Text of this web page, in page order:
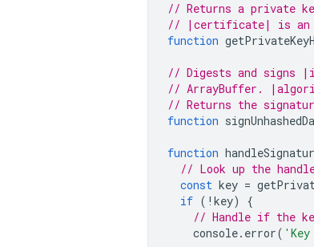
// Returns a private
// |certificate| is an
function
// Digests and signs
// ArrayBuffer.
// Returns the
function
function
// Look up the
const key =
if ( ! key)
{
// Handle if the
console. error(